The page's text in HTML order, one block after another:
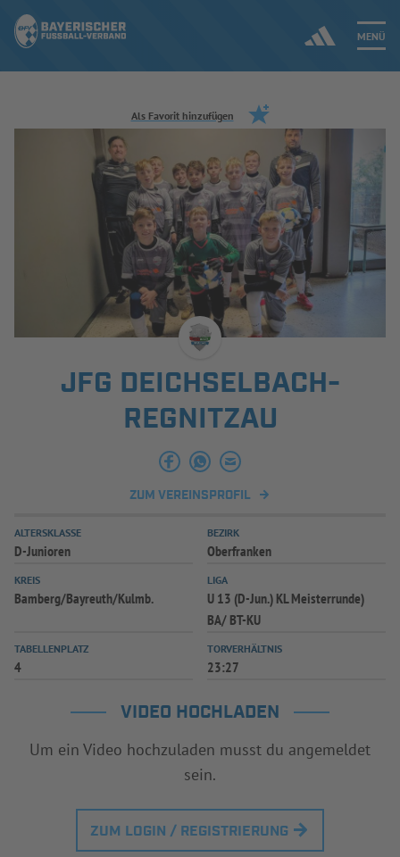
MENÜ
Jetzt einloggen
ERGEBNISSE & WETTBEWERBE
SPIELBETRIEB & VERBANDSLEBEN
AUSBILDUNG & FÖRDERUNG
INFOTHEK SPIELPLUS
Als Favorit hinzufügen
JFG DEICHSELBACH-
REGNITZAU
ZUM VEREINSPROFIL
ALTERSKLASSE
D-Junioren
BEZIRK
Oberfranken
KREIS
Bamberg/Bayreuth/Kulmb.
LIGA
U 13 (D-Jun.) KL Meisterrunde)
BA/ BT-KU
TABELLENPLATZ
4
TORVERHÄLTNIS
23:27
VIDEO HOCHLADEN
Um ein Video hochzuladen musst du angemeldet
sein.
ZUM LOGIN / REGISTRIERUNG